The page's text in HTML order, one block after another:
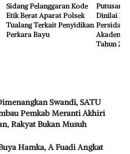
Sidang Pelanggaran Kode
Etik Berat Aparat Polsek
Tualang Terkait Penyidikan
Perkara Bayu
Putusan
Dinilai
Tahun
Swandi, SATU
Pemkab Meranti Akhiri
Rakyat Bukan Musuh
Hamka, A Fuadi Angkat